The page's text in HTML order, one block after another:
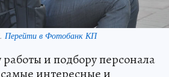
Перейти в Фотобанк КП
и подбору персонала
самые интересные и